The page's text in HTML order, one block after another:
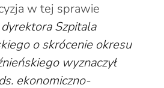
w tej sprawie
Szpitala
o skrócenie okresu
wyznaczył
ekonomiczno-